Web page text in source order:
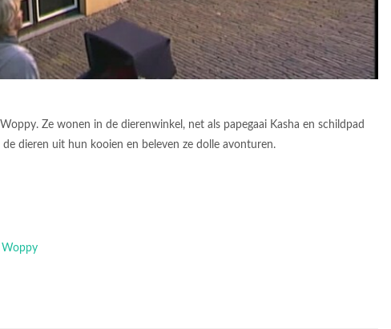
Ze wonen in de dierenwinkel, net als papegaai Kasha en schildpad
dieren uit hun kooien en beleven ze dolle avonturen.
Woppy